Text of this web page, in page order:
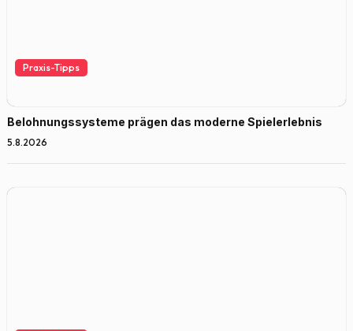
Praxis-Tipps
Belohnungssysteme prägen das moderne Spielerlebnis
5.8.2026